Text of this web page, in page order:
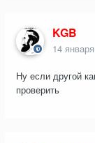
KGB
14
Ну если другой
проверить